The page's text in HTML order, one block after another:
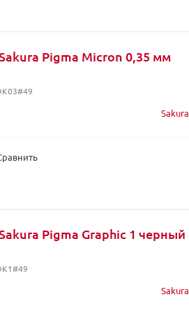
Pigma Micron 0,35 мм
Sakura
Pigma Graphic 1 черный
Sakura